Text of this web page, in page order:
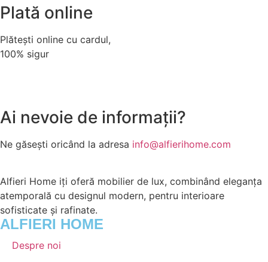
Plată online
Plătești online cu cardul,
100% sigur
Ai nevoie de informații?
Ne găsești oricând la adresa info@alfierihome.com
Alfieri Home iți oferă mobilier de lux, combinând eleganța
atemporală cu designul modern, pentru interioare
sofisticate și rafinate.
ALFIERI HOME
Despre noi